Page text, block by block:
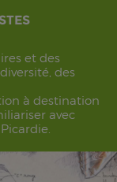
et des
des
à destination
avec